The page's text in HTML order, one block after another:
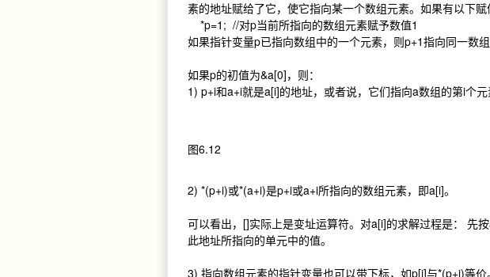
素的地址赋给了它，使它指向某一个数组元素。如果有以下赋
*p=1; //对p当前所指向的数组元素赋予数值1
如果指针变量p已指向数组中的一个元素，则p+1指向同一数组
如果p的初值为&a[0]，则：
1) p+i和a+i就是a[i]的地址，或者说，它们指向a数组的第i个元
图6.12
2) *(p+i)或*(a+i)是p+i或a+i所指向的数组元素，即a[i]。
可以看出，[]实际上是变址运算符。对a[i]的求解过程是： 先
此地址所指向的单元中的值。
3) 指向数组元素的指针变量也可以带下标，如p[i]与*(p+i)等价。